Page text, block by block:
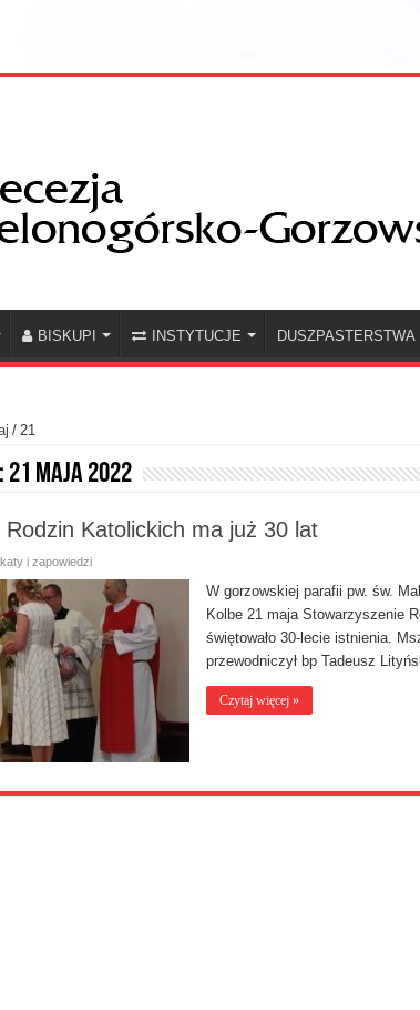
BISKUPI INSTYTUCJE DUSZPASTERSTWA
/ 21
21 maja 2022
Katolickich ma już 30 lat
i zapowiedzi
W gorzowskiej parafii pw. św.
Kolbe 21 maja Stowarzyszenie
świętowało 30-lecie istnienia.
przewodniczył bp Tadeusz
Czytaj więcej »